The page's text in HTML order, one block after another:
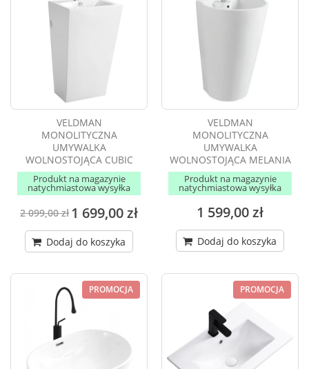
VELDMAN
MONOLITYCZNA
UMYWALKA
WOLNOSTOJĄCA CUBIC
Produkt na magazynie
natychmiastowa wysyłka
2 099,00 zł 1 699,00 zł
Dodaj do koszyka
VELDMAN
MONOLITYCZNA
UMYWALKA
WOLNOSTOJĄCA MELANIA
Produkt na magazynie
natychmiastowa wysyłka
1 599,00 zł
Dodaj do koszyka
PROMOCJA PROMOCJA